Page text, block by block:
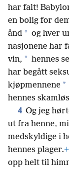
har falt!
en bolig for
ånd * og hver
nasjonene har
vin, * hennes
har begått
kjøpmennene *
hennes
4 Og jeg
ut fra henne,
medskyldige i
hennes plager.+
opp helt til